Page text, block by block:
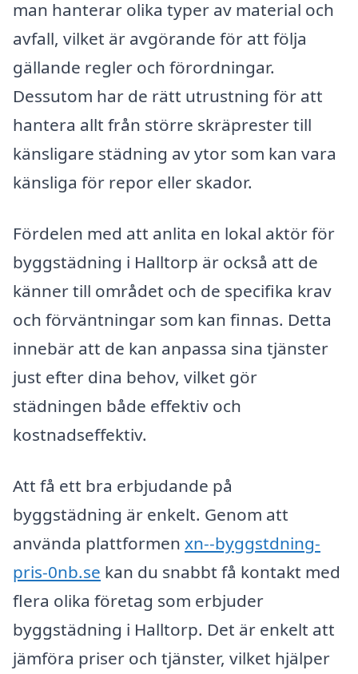
man hanterar olika typer av material och
avfall, vilket är avgörande för att följa
gällande regler och förordningar.
Dessutom har de rätt utrustning för att
hantera allt från större skräprester till
känsligare städning av ytor som kan vara
känsliga för repor eller skador.
Fördelen med att anlita en lokal aktör för
byggstädning i Halltorp är också att de
känner till området och de specifika krav
och förväntningar som kan finnas. Detta
innebär att de kan anpassa sina tjänster
just efter dina behov, vilket gör
städningen både effektiv och
kostnadseffektiv.
Att få ett bra erbjudande på
byggstädning är enkelt. Genom att
använda plattformen xn--byggstdning-
pris-0nb.se kan du snabbt få kontakt med
flera olika företag som erbjuder
byggstädning i Halltorp. Det är enkelt att
jämföra priser och tjänster, vilket hjälper